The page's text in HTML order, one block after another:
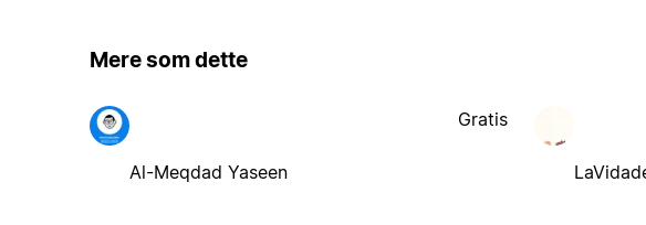
Mere som dette
Al-Meqdad Yaseen
Gratis